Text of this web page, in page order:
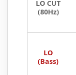
LO CUT
(80Hz)
LO
(Bass)